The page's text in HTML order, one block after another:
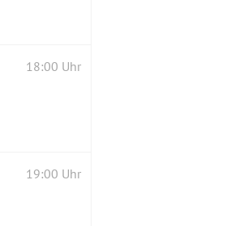
18:00 Uhr
19:00 Uhr